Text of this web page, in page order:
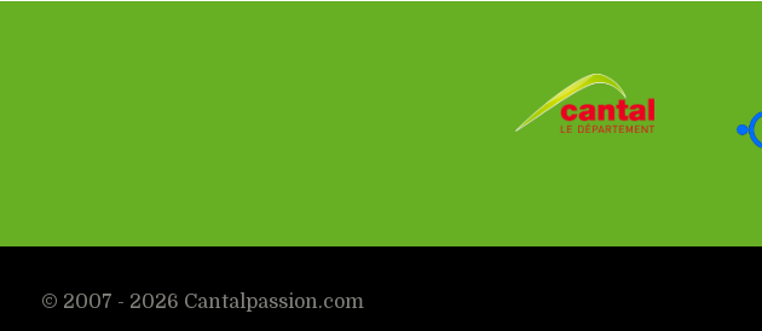
© 2007 - 2026 Cantalpassion.com